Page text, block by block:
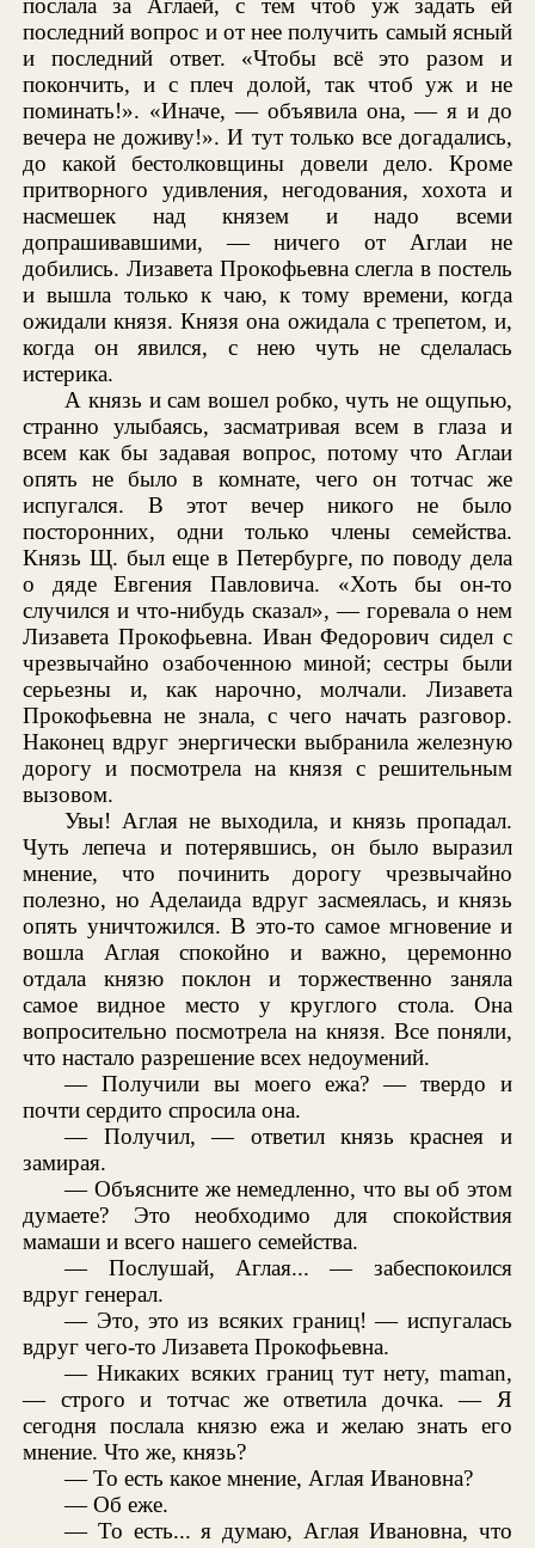
послала за Аглаей, с тем чтоб уж задать ей
последний вопрос и от нее получить самый ясный
и последний ответ. «Чтобы всё это разом и
покончить, и с плеч долой, так чтоб уж и не
поминать!». «Иначе, — объявила она, — я и до
вечера не доживу!». И тут только все догадались,
до какой бестолковщины довели дело. Кроме
притворного удивления, негодования, хохота и
насмешек над князем и надо всеми
допрашивавшими, — ничего от Аглаи не
добились. Лизавета Прокофьевна слегла в постель
и вышла только к чаю, к тому времени, когда
ожидали князя. Князя она ожидала с трепетом, и,
когда он явился, с нею чуть не сделалась
истерика.
А князь и сам вошел робко, чуть не ощупью,
странно улыбаясь, засматривая всем в глаза и
всем как бы задавая вопрос, потому что Аглаи
опять не было в комнате, чего он тотчас же
испугался. В этот вечер никого не было
посторонних, одни только члены семейства.
Князь Щ. был еще в Петербурге, по поводу дела
о дяде Евгения Павловича. «Хоть бы он-то
случился и что-нибудь сказал», — горевала о нем
Лизавета Прокофьевна. Иван Федорович сидел с
чрезвычайно озабоченною миной; сестры были
серьезны и, как нарочно, молчали. Лизавета
Прокофьевна не знала, с чего начать разговор.
Наконец вдруг энергически выбранила железную
дорогу и посмотрела на князя с решительным
вызовом.
Увы! Аглая не выходила, и князь пропадал.
Чуть лепеча и потерявшись, он было выразил
мнение, что починить дорогу чрезвычайно
полезно, но Аделаида вдруг засмеялась, и князь
опять уничтожился. В это-то самое мгновение и
вошла Аглая спокойно и важно, церемонно
отдала князю поклон и торжественно заняла
самое видное место у круглого стола. Она
вопросительно посмотрела на князя. Все поняли,
что настало разрешение всех недоумений.
— Получили вы моего ежа? — твердо и
почти сердито спросила она.
— Получил, — ответил князь краснея и
замирая.
— Объясните же немедленно, что вы об этом
думаете? Это необходимо для спокойствия
мамаши и всего нашего семейства.
— Послушай, Аглая... — забеспокоился
вдруг генерал.
— Это, это из всяких границ! — испугалась
вдруг чего-то Лизавета Прокофьевна.
— Никаких всяких границ тут нету, maman,
— строго и тотчас же ответила дочка. — Я
сегодня послала князю ежа и желаю знать его
мнение. Что же, князь?
— То есть какое мнение, Аглая Ивановна?
— Об еже.
— То есть... я думаю, Аглая Ивановна, что